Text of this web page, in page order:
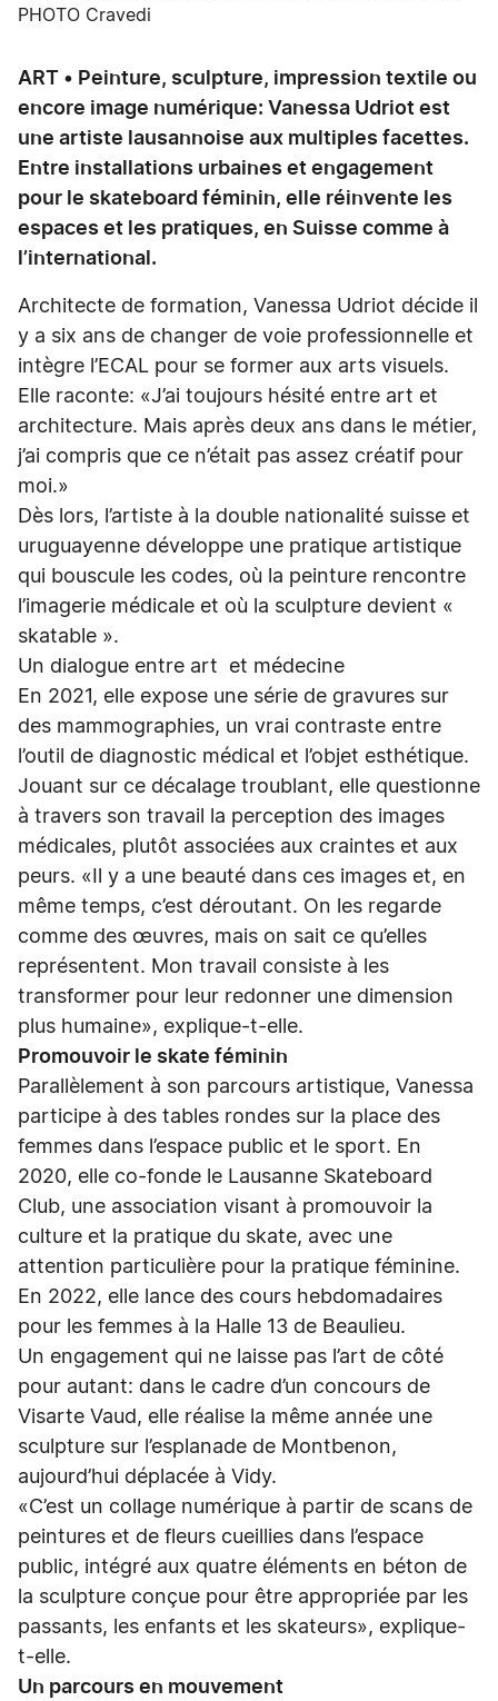
PHOTO Cravedi
ART • Peinture, sculpture, impression textile ou
encore image numérique: Vanessa Udriot est
une artiste lausannoise aux multiples facettes.
Entre installations urbaines et engagement
pour le skateboard féminin, elle réinvente les
espaces et les pratiques, en Suisse comme à
l’international.
Architecte de formation, Vanessa Udriot décide il
y a six ans de changer de voie professionnelle et
intègre l’ECAL pour se former aux arts visuels.
Elle raconte: «J’ai toujours hésité entre art et
architecture. Mais après deux ans dans le métier,
j’ai compris que ce n’était pas assez créatif pour
moi.»
Dès lors, l’artiste à la double nationalité suisse et
uruguayenne développe une pratique artistique
qui bouscule les codes, où la peinture rencontre
l’imagerie médicale et où la sculpture devient «
skatable ».
Un dialogue entre art et médecine
En 2021, elle expose une série de gravures sur
des mammographies, un vrai contraste entre
l’outil de diagnostic médical et l’objet esthétique.
Jouant sur ce décalage troublant, elle questionne
à travers son travail la perception des images
médicales, plutôt associées aux craintes et aux
peurs. «Il y a une beauté dans ces images et, en
même temps, c’est déroutant. On les regarde
comme des œuvres, mais on sait ce qu’elles
représentent. Mon travail consiste à les
transformer pour leur redonner une dimension
plus humaine», explique-t-elle.
Promouvoir le skate féminin
Parallèlement à son parcours artistique, Vanessa
participe à des tables rondes sur la place des
femmes dans l’espace public et le sport. En
2020, elle co-fonde le Lausanne Skateboard
Club, une association visant à promouvoir la
culture et la pratique du skate, avec une
attention particulière pour la pratique féminine.
En 2022, elle lance des cours hebdomadaires
pour les femmes à la Halle 13 de Beaulieu.
Un engagement qui ne laisse pas l’art de côté
pour autant: dans le cadre d’un concours de
Visarte Vaud, elle réalise la même année une
sculpture sur l’esplanade de Montbenon,
aujourd’hui déplacée à Vidy.
«C’est un collage numérique à partir de scans de
peintures et de fleurs cueillies dans l’espace
public, intégré aux quatre éléments en béton de
la sculpture conçue pour être appropriée par les
passants, les enfants et les skateurs», explique-
t-elle.
Un parcours en mouvement